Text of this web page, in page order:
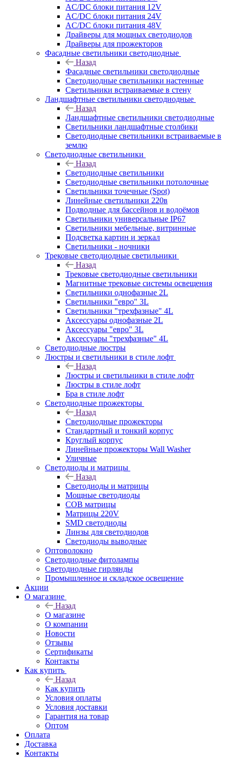
AC/DC блоки питания 12V
AC/DC блоки питания 24V
AC/DC блоки питания 48V
Драйверы для мощных светодиодов
Драйверы для прожекторов
Фасадные светильники светодиодные
Назад
Фасадные светильники светодиодные
Светодиодные светильники настенные
Светильники встраиваемые в стену
Ландшафтные светильники светодиодные
Назад
Ландшафтные светильники светодиодные
Светильники ландшафтные столбики
Светодиодные светильники встраиваемые в
землю
Светодиодные светильники
Назад
Светодиодные светильники
Светодиодные светильники потолочные
Светильники точечные (Spot)
Линейные светильники 220в
Подводные для бассейнов и водоёмов
Светильники универсальные IP67
Светильники мебельные, витринные
Подсветка картин и зеркал
Светильники - ночники
Трековые светодиодные светильники
Назад
Трековые светодиодные светильники
Магнитные трековые системы освещения
Светильники однофазные 2L
Светильники "евро" 3L
Светильники "трехфазные" 4L
Аксессуары однофазные 2L
Аксессуары "евро" 3L
Аксессуары "трехфазные" 4L
Светодиодные люстры
Люстры и светильники в стиле лофт
Назад
Люстры и светильники в стиле лофт
Люстры в стиле лофт
Бра в стиле лофт
Светодиодные прожекторы
Назад
Светодиодные прожекторы
Стандартный и тонкий корпус
Круглый корпус
Линейные прожекторы Wall Washer
Уличные
Светодиоды и матрицы
Назад
Светодиоды и матрицы
Мощные светодиоды
COB матрицы
Матрицы 220V
SMD светодиоды
Линзы для светодиодов
Светодиоды выводные
Оптоволокно
Светодиодные фитолампы
Светодиодные гирлянды
Промышленное и складское освещение
Акции
О магазине
Назад
О магазине
О компании
Новости
Отзывы
Сертификаты
Контакты
Как купить
Назад
Как купить
Условия оплаты
Условия доставки
Гарантия на товар
Оптом
Оплата
Доставка
Контакты